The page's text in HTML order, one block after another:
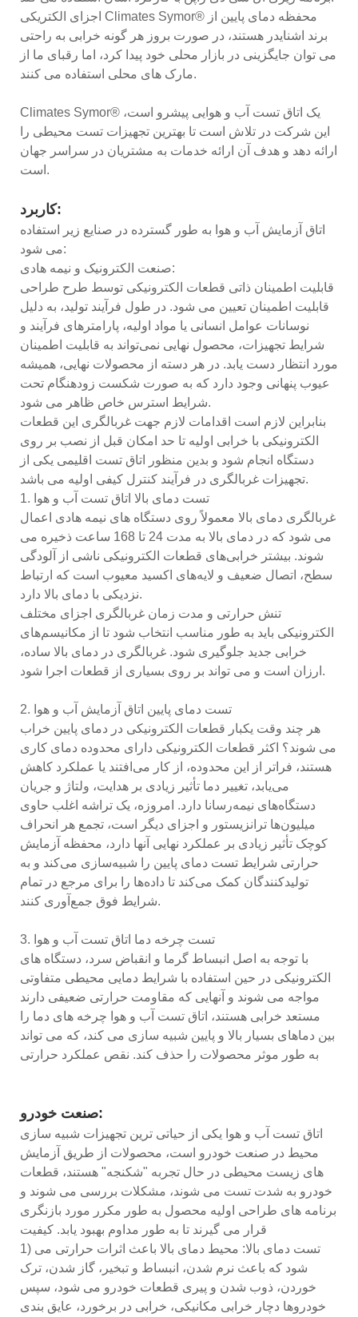
اجزای الکتریکی Climates Symor® محفظه دمای پایین از
برند اشنایدر هستند، در صورت بروز هر گونه خرابی به راحتی
می توان جایگزینی در بازار محلی خود پیدا کرد، اما رقبای ما از
مارک های محلی استفاده می کنند.
Climates Symor® یک اتاق تست آب و هوایی پیشرو است،
این شرکت در تلاش است تا بهترین تجهیزات تست محیطی را
ارائه دهد و هدف آن ارائه خدمات به مشتریان در سراسر جهان
است.
کاربرد:
اتاق آزمایش آب و هوا به طور گسترده در صنایع زیر استفاده
می شود:
صنعت الکترونیک و نیمه هادی:
قابلیت اطمینان ذاتی قطعات الکترونیکی توسط طرح طراحی
قابلیت اطمینان تعیین می شود. در طول فرآیند تولید، به دلیل
نوسانات عوامل انسانی یا مواد اولیه، پارامترهای فرآیند و
شرایط تجهیزات، محصول نهایی نمی‌تواند به قابلیت اطمینان
مورد انتظار دست یابد. در هر دسته از محصولات نهایی، همیشه
عیوب پنهانی وجود دارد که به صورت شکست زودهنگام تحت
شرایط استرس خاص ظاهر می شود.
بنابراین لازم است اقدامات لازم جهت غربالگری این قطعات
الکترونیکی با خرابی اولیه تا حد امکان قبل از نصب بر روی
دستگاه انجام شود و بدین منظور اتاق تست اقلیمی یکی از
تجهیزات غربالگری در فرآیند کنترل کیفی اولیه می باشد.
1. تست دمای بالا اتاق تست آب و هوا
غربالگری دمای بالا معمولاً روی دستگاه های نیمه هادی اعمال
می شود که در دمای بالا به مدت 24 تا 168 ساعت ذخیره می
شوند. بیشتر خرابی‌های قطعات الکترونیکی ناشی از آلودگی
سطح، اتصال ضعیف و لایه‌های اکسید معیوب است که ارتباط
نزدیکی با دمای بالا دارد.
تنش حرارتی و مدت زمان غربالگری اجزای مختلف
الکترونیکی باید به طور مناسب انتخاب شود تا از مکانیسم‌های
خرابی جدید جلوگیری شود. غربالگری در دمای بالا ساده،
ارزان است و می تواند بر روی بسیاری از قطعات اجرا شود.
2. تست دمای پایین اتاق آزمایش آب و هوا
هر چند وقت یکبار قطعات الکترونیکی در دمای پایین خراب
می شوند؟ اکثر قطعات الکترونیکی دارای محدوده دمای کاری
هستند، فراتر از این محدوده، از کار می‌افتند یا عملکرد کاهش
می‌یابد، تغییر دما تأثیر زیادی بر هدایت، ولتاژ و جریان
دستگاه‌های نیمه‌رسانا دارد. امروزه، یک تراشه اغلب حاوی
میلیون‌ها ترانزیستور و اجزای دیگر است، تجمع هر انحراف
کوچک تأثیر زیادی بر عملکرد نهایی آنها دارد، محفظه آزمایش
حرارتی شرایط تست دمای پایین را شبیه‌سازی می‌کند و به
تولیدکنندگان کمک می‌کند تا داده‌ها را برای مرجع در تمام
شرایط فوق جمع‌آوری کنند.
3. تست چرخه دما اتاق تست آب و هوا
با توجه به اصل انبساط گرما و انقباض سرد، دستگاه های
الکترونیکی در حین استفاده با شرایط دمایی محیطی متفاوتی
مواجه می شوند و آنهایی که مقاومت حرارتی ضعیفی دارند
مستعد خرابی هستند، اتاق تست آب و هوا چرخه های دما را
بین دماهای بسیار بالا و پایین شبیه سازی می کند، که می تواند
به طور موثر محصولات را حذف کند. نقص عملکرد حرارتی
صنعت خودرو:
اتاق تست آب و هوا یکی از حیاتی ترین تجهیزات شبیه سازی
محیط در صنعت خودرو است، محصولات از طریق آزمایش
های زیست محیطی در حال تجربه "شکنجه" هستند، قطعات
خودرو به شدت تست می شوند، مشکلات بررسی می شوند و
برنامه های طراحی اولیه محصول به طور مکرر مورد بازنگری
قرار می گیرند تا به طور مداوم بهبود یابد. کیفیت
1) تست دمای بالا: محیط دمای بالا باعث اثرات حرارتی می
شود که باعث نرم شدن، انبساط و تبخیر، گاز شدن، ترک
خوردن، ذوب شدن و پیری قطعات خودرو می شود، سپس
خودروها دچار خرابی مکانیکی، خرابی در برخورد، عایق بندی